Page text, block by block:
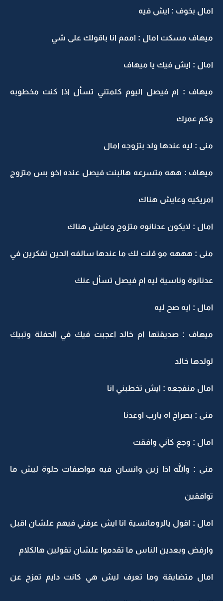
امال بخوف : ايش فيه
ميهاف مسكت امال : اممم انا باقولك على شي
امال : ايش فيك يا ميهاف
ميهاف : ام فيصل اليوم كلمتني تسأل اذا كنت مخطوبه
وكم عمرك
منى : ليه عندها ولد بتزوجه امال
ميهاف : ههه متسرعه هالبنت فيصل عنده اخو بس متزوج
امريكيه وعايش هناك
امال : لايكون عدنانوه متزوج وعايش هناك
منى : هههه مو قلت لك ما عندها سالفه الحين تفكرين في
عدنانوة وناسية ليه ام فيصل تسأل عنك
امال : ايه صح ليه
ميهاف : صديقتها ام خالد اعجبت فيك في الحفلة وتبيك
لولدها خالد
امال منفجعه : ايش تخطبني انا
منى : بصراخ اه يارب اوعدنا
امال : وجع كأني وافقت
منى : والله اذا زين وانسان فيه مواصفات حلوة ليش ما
توافقين
امال : اقول يالرومانسية انا ايش عرفني فيهم علشان اقبل
وارفض وبعدين الناس ما تقدموا علشان تقولين هالكلام
امال متضايقة وما تعرف ليش هي كانت دايم تمزح عن